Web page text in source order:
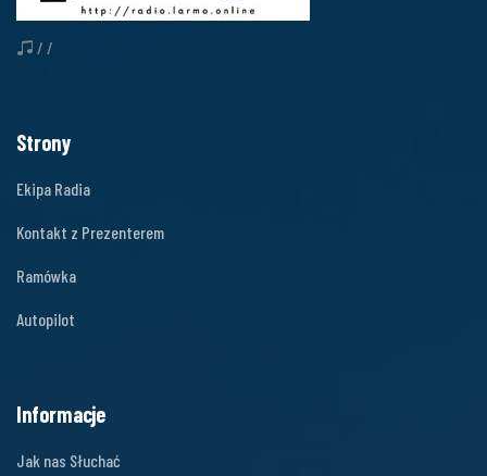
/ /
Strony
Ekipa Radia
Kontakt z Prezenterem
Ramówka
Autopilot
Informacje
Jak nas Słuchać